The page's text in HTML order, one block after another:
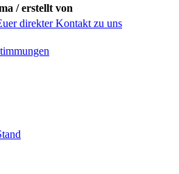
/ erstellt von
direkter Kontakt zu uns